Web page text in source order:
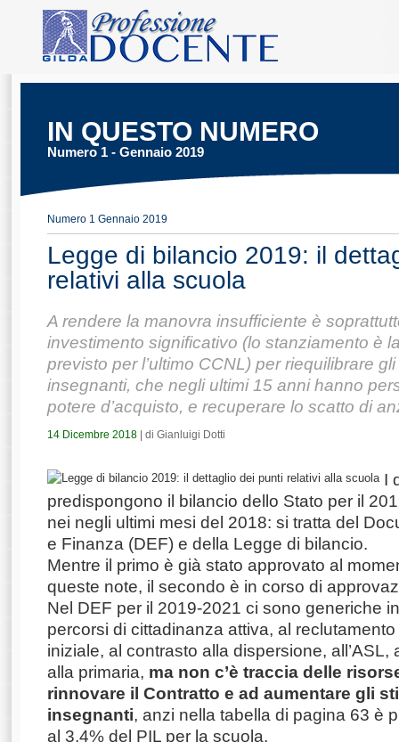
IN QUESTO NUMERO
Numero 1 - Gennaio 2019
Numero 1 Gennaio 2019
Legge di bilancio 2019: il
relativi alla scuola
A rendere la manovra insufficiente è
investimento significativo (lo stanziamento è
previsto per l’ultimo CCNL) per riequilibrare
insegnanti, che negli ultimi 15 anni hanno
potere d’acquisto, e recuperare lo scatto di
14 Dicembre 2018 | di Gianluigi Dotti
I
predispongono il bilancio dello Stato per il
nei negli ultimi mesi del 2018: si tratta del
e Finanza (DEF) e della Legge di bilancio.
Mentre il primo è già stato approvato al
queste note, il secondo è in corso di
Nel DEF per il 2019-2021 ci sono generiche
percorsi di cittadinanza attiva, al
iniziale, al contrasto alla dispersione, all’ASL,
alla primaria, ma non c’è traccia delle
rinnovare il Contratto e ad aumentare gli
insegnanti, anzi nella tabella di pagina 63 è
al 3,4% del PIL per la scuola.